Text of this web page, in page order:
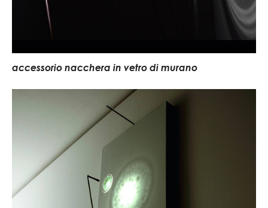
accessorio nacchera in vetro di murano